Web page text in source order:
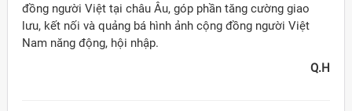
đồng người Việt tại châu Âu, góp phần tăng cường giao
lưu, kết nối và quảng bá hình ảnh cộng đồng người Việt
Nam năng động, hội nhập.
Q.H